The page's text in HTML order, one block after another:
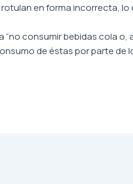
en forma incorrecta, lo
“no consumir bebidas cola
de éstas por parte de